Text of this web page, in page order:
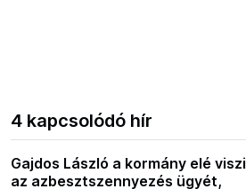
4 kapcsolódó hír
Gajdos László a kormány elé viszi
az azbesztszennyezés ügyét,